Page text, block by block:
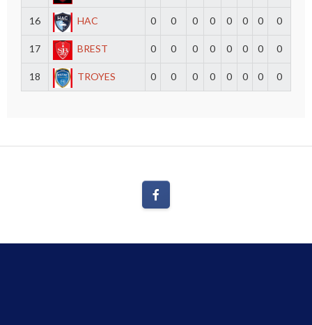
16 HAC 0 0 0 0 0 0 0 0
17 BREST 0 0 0 0 0 0 0 0
18 TROYES 0 0 0 0 0 0 0 0